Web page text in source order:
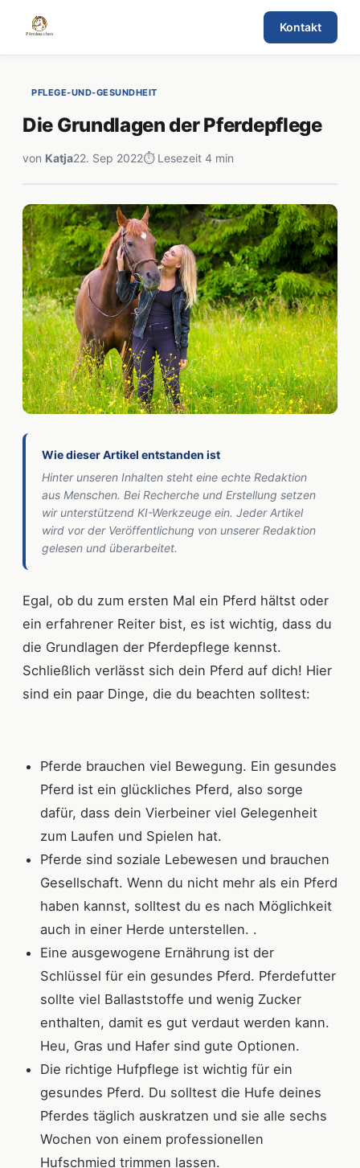
Kontakt
PFLEGE-UND-GESUNDHEIT
Die Grundlagen der Pferdepflege
von Katja22. Sep 2022⏱ Lesezeit 4 min
Wie dieser Artikel entstanden ist
Hinter unseren Inhalten steht eine echte Redaktion
aus Menschen. Bei Recherche und Erstellung setzen
wir unterstützend KI-Werkzeuge ein. Jeder Artikel
wird vor der Veröffentlichung von unserer Redaktion
gelesen und überarbeitet.
Egal, ob du zum ersten Mal ein Pferd hältst oder
ein erfahrener Reiter bist, es ist wichtig, dass du
die Grundlagen der Pferdepflege kennst.
Schließlich verlässt sich dein Pferd auf dich! Hier
sind ein paar Dinge, die du beachten solltest:
Pferde brauchen viel Bewegung. Ein gesundes
Pferd ist ein glückliches Pferd, also sorge
dafür, dass dein Vierbeiner viel Gelegenheit
zum Laufen und Spielen hat.
Pferde sind soziale Lebewesen und brauchen
Gesellschaft. Wenn du nicht mehr als ein Pferd
haben kannst, solltest du es nach Möglichkeit
auch in einer Herde unterstellen. .
Eine ausgewogene Ernährung ist der
Schlüssel für ein gesundes Pferd. Pferdefutter
sollte viel Ballaststoffe und wenig Zucker
enthalten, damit es gut verdaut werden kann.
Heu, Gras und Hafer sind gute Optionen.
Die richtige Hufpflege ist wichtig für ein
gesundes Pferd. Du solltest die Hufe deines
Pferdes täglich auskratzen und sie alle sechs
Wochen von einem professionellen
Hufschmied trimmen lassen.